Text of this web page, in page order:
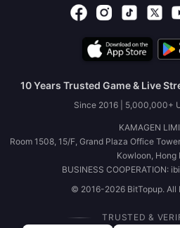
10 Years Trusted Game & Live
Since 2016 | 5,000,000+
KAMAGEN
Room 1508, 15/F, Grand Plaza Office
Kowloon, Hong
BUSINESS COOPERATION:
© 2016-2026 BitTopup. All
TRUSTED &